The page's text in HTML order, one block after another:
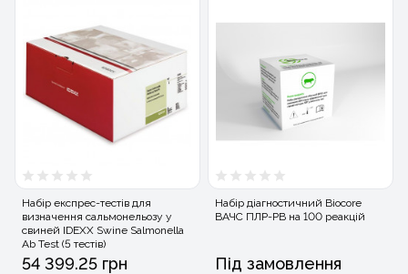
Набір експрес-тестів для
визначення сальмонельозу у
свиней IDEXX Swine Salmonella
Ab Test (5 тестів)
54 399.25 грн
Набір діагностичний Biocore
ВАЧС ПЛР-РВ на 100 реакцій
Під замовлення